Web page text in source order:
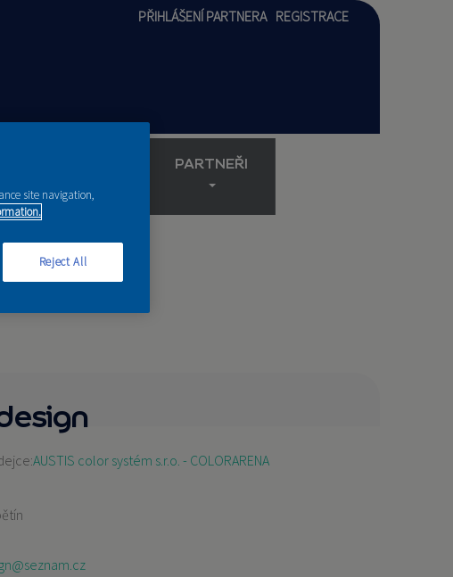
PŘIHLÁŠENÍ PARTNERA REGISTRACE
PARTNEŘI
AUSTIS color systém s.r.o. - COLORARENA
site navigation,
Reject All